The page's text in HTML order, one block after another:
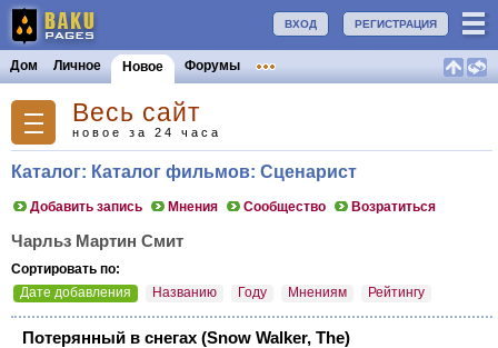
РЕГИСТРАЦИЯ
ВХОД
Дом Личное Новое Форумы
Весь сайт
новое за 24 часа
Каталог: Каталог фильмов: Сценарист
Добавить запись Мнения Сообщество Возратиться
Чарльз Мартин Смит
Сортировать по:
Дате добавления
Названию Году Мнениям Рейтингу
Потерянный в снегах (Snow Walker, The)